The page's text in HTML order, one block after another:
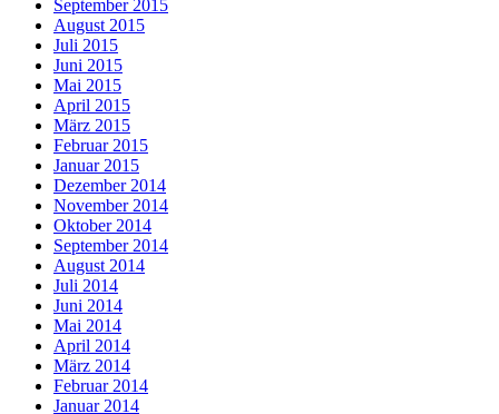
September 2015
August 2015
Juli 2015
Juni 2015
Mai 2015
April 2015
März 2015
Februar 2015
Januar 2015
Dezember 2014
November 2014
Oktober 2014
September 2014
August 2014
Juli 2014
Juni 2014
Mai 2014
April 2014
März 2014
Februar 2014
Januar 2014